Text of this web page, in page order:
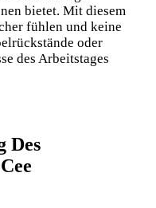
bietet. Mit diesem
fühlen und keine
oder
des Arbeitstages
Des